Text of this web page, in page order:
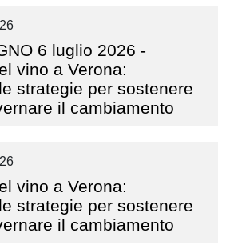
6 luglio 2026 -
vino a Verona:
strategie per sostenere
il cambiamento
vino a Verona:
strategie per sostenere
il cambiamento